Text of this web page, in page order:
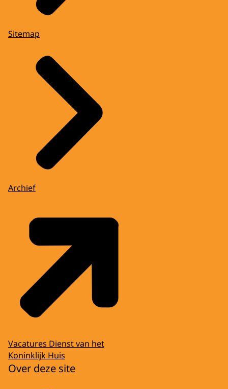
Sitemap
Archief
Vacatures Dienst van het
Koninklijk Huis
Over deze site